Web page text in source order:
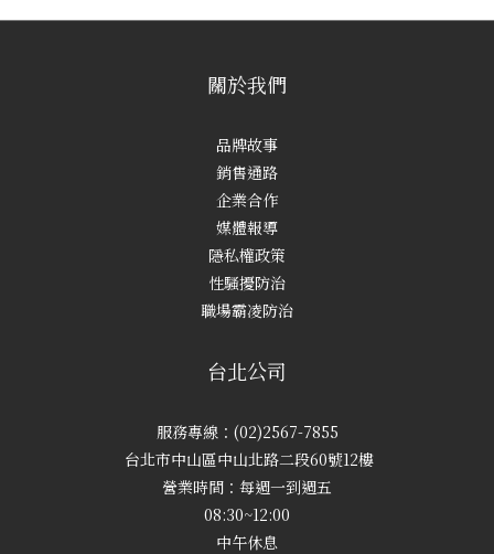
關於我們
品牌故事
銷售通路
企業合作
媒體報導
隱私權政策
性騷擾防治
職場霸凌防治
台北公司
服務專線：(02)2567-7855
台北市中山區中山北路二段60號12樓
營業時間：每週一到週五
08:30~12:00
中午休息